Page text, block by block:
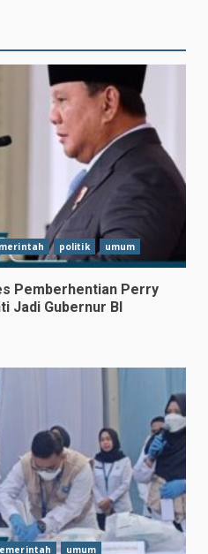
politik umum
Pemberhentian Perry
Jadi Gubernur BI
umum